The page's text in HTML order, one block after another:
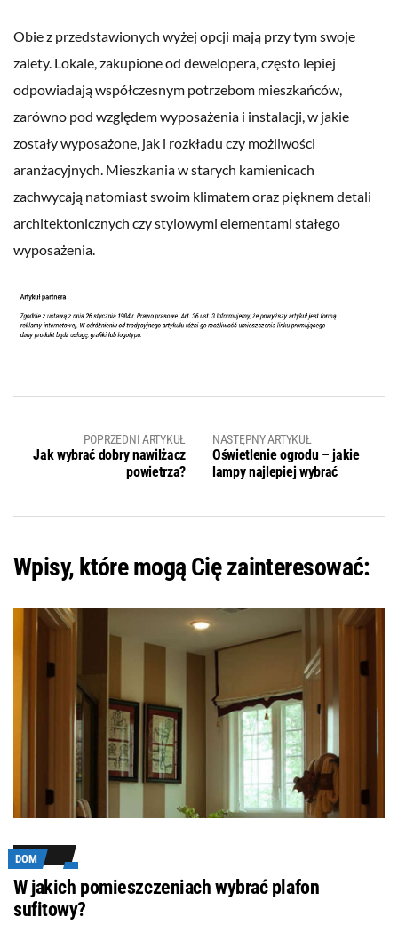
Obie z przedstawionych wyżej opcji mają przy tym swoje
zalety. Lokale, zakupione od dewelopera, często lepiej
odpowiadają współczesnym potrzebom mieszkańców,
zarówno pod względem wyposażenia i instalacji, w jakie
zostały wyposażone, jak i rozkładu czy możliwości
aranżacyjnych. Mieszkania w starych kamienicach
zachwycają natomiast swoim klimatem oraz pięknem detali
architektonicznych czy stylowymi elementami stałego
wyposażenia.
POPRZEDNI ARTYKUŁ
Jak wybrać dobry nawilżacz
powietrza?
NASTĘPNY ARTYKUŁ
Oświetlenie ogrodu – jakie
lampy najlepiej wybrać
Wpisy, które mogą Cię zainteresować:
DOM
W jakich pomieszczeniach wybrać plafon
sufitowy?